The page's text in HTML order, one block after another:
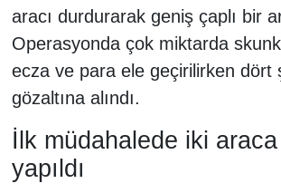
aracı durdurarak geniş çaplı bir
Operasyonda çok miktarda
ecza ve para ele geçirilirken dört
gözaltına alındı.
İlk müdahalede iki
yapıldı